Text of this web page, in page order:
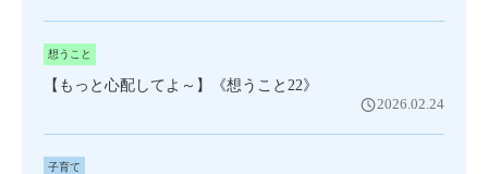
想うこと
【もっと心配してよ～】《想うこと22》
2026.02.24
子育て